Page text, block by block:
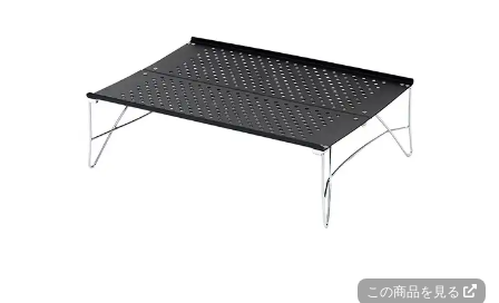
この商品を見る